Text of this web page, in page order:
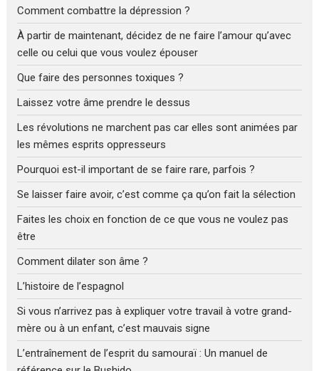
Comment combattre la dépression ?
À partir de maintenant, décidez de ne faire l’amour qu’avec
celle ou celui que vous voulez épouser
Que faire des personnes toxiques ?
Laissez votre âme prendre le dessus
Les révolutions ne marchent pas car elles sont animées par
les mêmes esprits oppresseurs
Pourquoi est-il important de se faire rare, parfois ?
Se laisser faire avoir, c’est comme ça qu’on fait la sélection
Faites les choix en fonction de ce que vous ne voulez pas
être
Comment dilater son âme ?
L’histoire de l’espagnol
Si vous n’arrivez pas à expliquer votre travail à votre grand-
mère ou à un enfant, c’est mauvais signe
L’entraînement de l’esprit du samouraï : Un manuel de